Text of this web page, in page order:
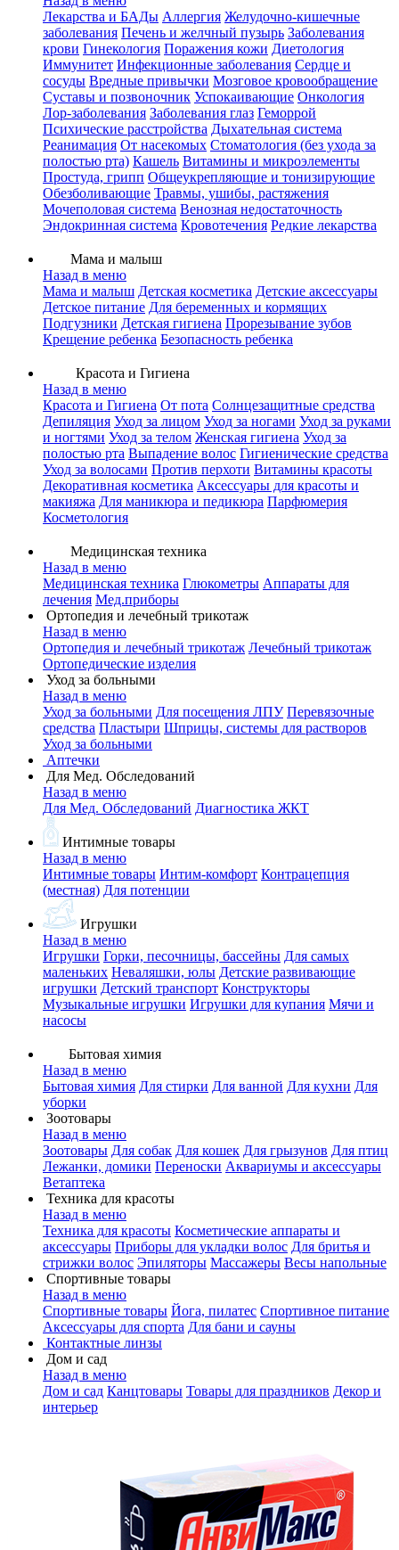
Лекарства и БАДы Аллергия Желудочно-кишечные
заболевания Печень и желчный пузырь Заболевания
крови Гинекология Поражения кожи Диетология
Иммунитет Инфекционные заболевания Сердце и
сосуды Вредные привычки Мозговое кровообращение
Суставы и позвоночник Успокаивающие Онкология
Лор-заболевания Заболевания глаз Геморрой
Психические расстройства Дыхательная система
Реанимация От насекомых Стоматология (без ухода за
полостью рта) Кашель Витамины и микроэлементы
Простуда, грипп Общеукрепляющие и тонизирующие
Обезболивающие Травмы, ушибы, растяжения
Мочеполовая система Венозная недостаточность
Эндокринная система Кровотечения Редкие лекарства
Мама и малыш
Назад в меню
Мама и малыш Детская косметика Детские аксессуары
Детское питание Для беременных и кормящих
Подгузники Детская гигиена Прорезывание зубов
Крещение ребенка Безопасность ребенка
Красота и Гигиена
Назад в меню
Красота и Гигиена От пота Солнцезащитные средства
Депиляция Уход за лицом Уход за ногами Уход за руками
и ногтями Уход за телом Женская гигиена Уход за
полостью рта Выпадение волос Гигиенические средства
Уход за волосами Против перхоти Витамины красоты
Декоративная косметика Аксессуары для красоты и
макияжа Для маникюра и педикюра Парфюмерия
Косметология
Медицинская техника
Назад в меню
Медицинская техника Глюкометры Аппараты для
лечения Мед.приборы
Ортопедия и лечебный трикотаж
Назад в меню
Ортопедия и лечебный трикотаж Лечебный трикотаж
Ортопедические изделия
Уход за больными
Назад в меню
Уход за больными Для посещения ЛПУ Перевязочные
средства Пластыри Шприцы, системы для растворов
Уход за больными
Аптечки
Для Мед. Обследований
Назад в меню
Для Мед. Обследований Диагностика ЖКТ
Интимные товары
Назад в меню
Интимные товары Интим-комфорт Контрацепция
(местная) Для потенции
Игрушки
Назад в меню
Игрушки Горки, песочницы, бассейны Для самых
маленьких Неваляшки, юлы Детские развивающие
игрушки Детский транспорт Конструкторы
Музыкальные игрушки Игрушки для купания Мячи и
насосы
Бытовая химия
Назад в меню
Бытовая химия Для стирки Для ванной Для кухни Для
уборки
Зоотовары
Назад в меню
Зоотовары Для собак Для кошек Для грызунов Для птиц
Лежанки, домики Переноски Аквариумы и аксессуары
Ветаптека
Техника для красоты
Назад в меню
Техника для красоты Косметические аппараты и
аксессуары Приборы для укладки волос Для бритья и
стрижки волос Эпиляторы Массажеры Весы напольные
Спортивные товары
Назад в меню
Спортивные товары Йога, пилатес Спортивное питание
Аксессуары для спорта Для бани и сауны
Контактные линзы
Дом и сад
Назад в меню
Дом и сад Канцтовары Товары для праздников Декор и
интерьер